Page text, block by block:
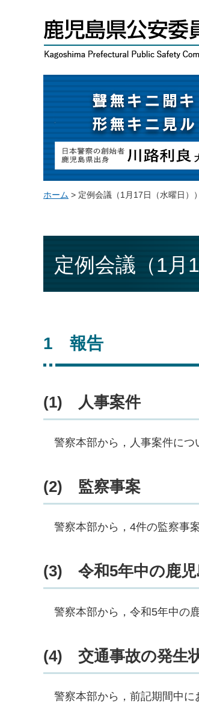
鹿児島県公安委員会
聲無キニ聴キ 形無キニ見ル 日本警察の
ホーム > 定例会議（1月17日（水曜日））
定例会議（1月
1 報告
(1) 人事案件
警察本部から，人事案件につ
(2) 監察事案
警察本部から，4件の監察事
(3) 令和5年中の鹿
警察本部から，令和5年中の
(4) 交通事故の発生
警察本部から，前記期間中に